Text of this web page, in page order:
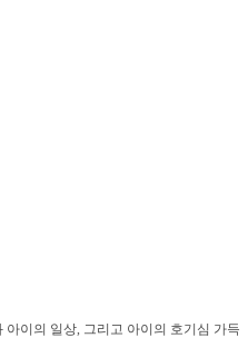
아이의 일상, 그리고 아이의 호기심 가득